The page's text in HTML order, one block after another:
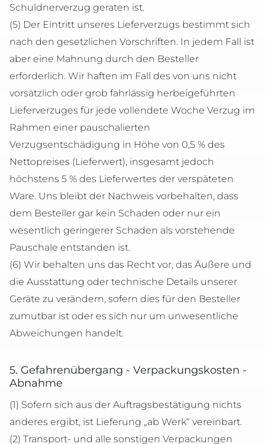
Schuldnerverzug geraten ist.
(5) Der Eintritt unseres Lieferverzugs bestimmt sich
nach den gesetzlichen Vorschriften. In jedem Fall ist
aber eine Mahnung durch den Besteller
erforderlich. Wir haften im Fall des von uns nicht
vorsätzlich oder grob fahrlässig herbeigeführten
Lieferverzuges für jede vollendete Woche Verzug im
Rahmen einer pauschalierten
Verzugsentschädigung in Höhe von 0,5 % des
Nettopreises (Lieferwert), insgesamt jedoch
höchstens 5 % des Lieferwertes der verspäteten
Ware. Uns bleibt der Nachweis vorbehalten, dass
dem Besteller gar kein Schaden oder nur ein
wesentlich geringerer Schaden als vorstehende
Pauschale entstanden ist.
(6) Wir behalten uns das Recht vor, das Äußere und
die Ausstattung oder technische Details unserer
Geräte zu verändern, sofern dies für den Besteller
zumutbar ist oder es sich nur um unwesentliche
Abweichungen handelt.
5. Gefahrenübergang - Verpackungskosten -
Abnahme
(1) Sofern sich aus der Auftragsbestätigung nichts
anderes ergibt, ist Lieferung „ab Werk“ vereinbart.
(2) Transport- und alle sonstigen Verpackungen